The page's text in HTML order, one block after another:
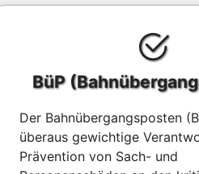
BüP
Der Bahnübergangsposten
überaus gewichtige
Prävention von Sach- und